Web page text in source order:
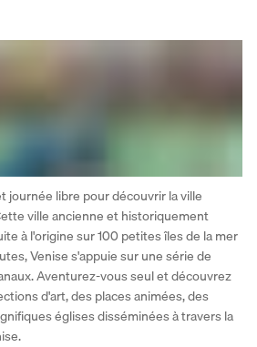
journée libre pour découvrir la ville
ville ancienne et historiquement
à l'origine sur 100 petites îles de la mer
Venise s'appuie sur une série de
Aventurez-vous seul et découvrez
d'art, des places animées, des
églises disséminées à travers la